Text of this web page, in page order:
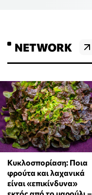
NETWORK
Κυκλοσπορίαση: Ποια
φρούτα και λαχανικά
είναι «επικίνδυνα»
εκτός από το μαρούλι –